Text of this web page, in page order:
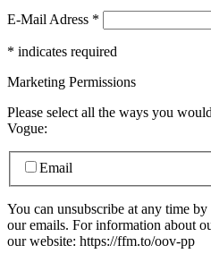
E-Mail Adress *
* indicates required
Marketing Permissions
Please select all the ways you
Vogue:
Email
You can unsubscribe at any time
our emails. For information about
our website: https://ffm.to/oov-pp